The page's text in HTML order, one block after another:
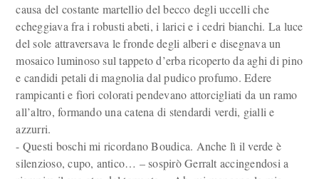
causa del costante martellio del becco degli uccelli che
echeggiava fra i robusti abeti, i larici e i cedri bianchi. La luce
del sole attraversava le fronde degli alberi e disegnava un
mosaico luminoso sul tappeto d’erba ricoperto da aghi di pino
e candidi petali di magnolia dal pudico profumo. Edere
rampicanti e fiori colorati pendevano attorcigliati da un ramo
all’altro, formando una catena di stendardi verdi, gialli e
azzurri.
- Questi boschi mi ricordano Boudica. Anche lì il verde è
silenzioso, cupo, antico… – sospirò Gerralt accingendosi a